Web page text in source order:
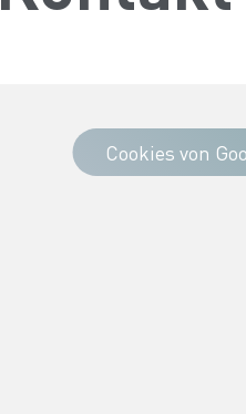
Cookies von